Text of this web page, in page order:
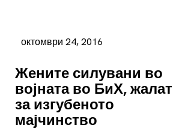
октомври 24, 2016
Жените силувани во
војната во БиХ, жалат
за изгубеното
мајчинство